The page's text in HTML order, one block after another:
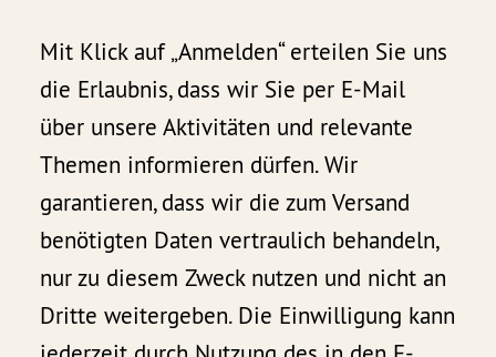
Mit Klick auf „Anmelden“ erteilen Sie uns
die Erlaubnis, dass wir Sie per E-Mail
über unsere Aktivitäten und relevante
Themen informieren dürfen. Wir
garantieren, dass wir die zum Versand
benötigten Daten vertraulich behandeln,
nur zu diesem Zweck nutzen und nicht an
Dritte weitergeben. Die Einwilligung kann